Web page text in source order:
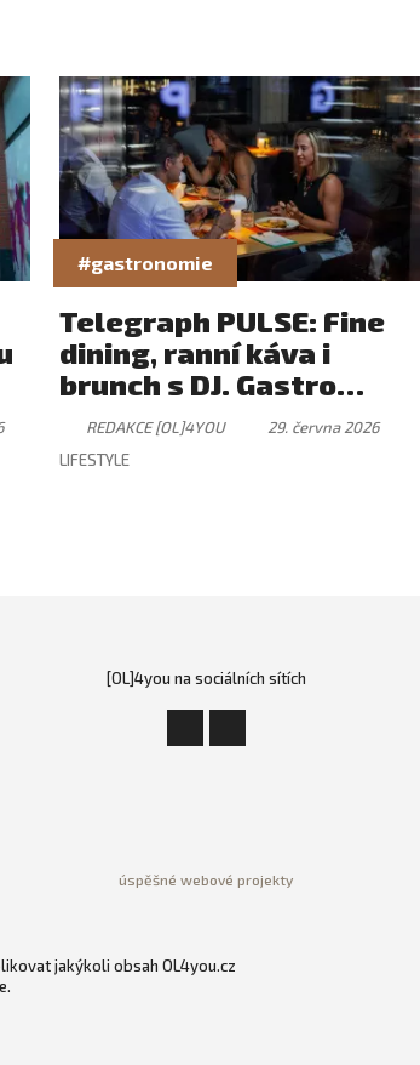
#gastronomie
Telegraph PULSE: Fine
dining, ranní káva i
brunch s DJ. Gastro
zážitek, který má svůj
rytmus
REDAKCE [OL]4YOU
29. června 2026
LIFESTYLE
[OL]4you na sociálních sítích
úspěšné webové projekty
jakýkoli obsah OL4you.cz